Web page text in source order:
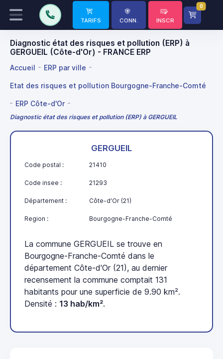
TARIFS CONN. INSCR
0
Diagnostic état des risques et pollution (ERP) à
GERGUEIL (Côte-d'Or) - FRANCE ERP
Accueil ERP par ville
Etat des risques et pollution Bourgogne-Franche-Comté
ERP Côte-d'Or
Diagnostic état des risques et pollution (ERP) à GERGUEIL
GERGUEIL
Code postal : 21410
Code insee : 21293
Département : Côte-d'Or (21)
Region : Bourgogne-Franche-Comté
La commune GERGUEIL se trouve en
Bourgogne-Franche-Comté dans le
département Côte-d'Or (21), au dernier
recensement la commune comptait 131
habitants pour une superficie de 9.90 km².
Densité : 13 hab/km².